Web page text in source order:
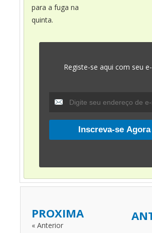
para a fuga na
quinta.
Registe-se aqui com seu
PROXIMA
« Anterior